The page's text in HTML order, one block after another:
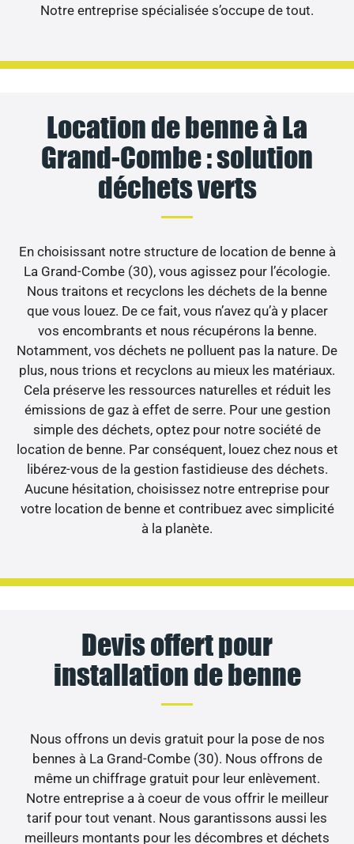
Notre entreprise spécialisée s’occupe de tout.
Location de benne à La
Grand-Combe : solution
déchets verts
En choisissant notre structure de location de benne à
La Grand-Combe (30), vous agissez pour l’écologie.
Nous traitons et recyclons les déchets de la benne
que vous louez. De ce fait, vous n’avez qu’à y placer
vos encombrants et nous récupérons la benne.
Notamment, vos déchets ne polluent pas la nature. De
plus, nous trions et recyclons au mieux les matériaux.
Cela préserve les ressources naturelles et réduit les
émissions de gaz à effet de serre. Pour une gestion
simple des déchets, optez pour notre société de
location de benne. Par conséquent, louez chez nous et
libérez-vous de la gestion fastidieuse des déchets.
Aucune hésitation, choisissez notre entreprise pour
votre location de benne et contribuez avec simplicité
à la planète.
Devis offert pour
installation de benne
Nous offrons un devis gratuit pour la pose de nos
bennes à La Grand-Combe (30). Nous offrons de
même un chiffrage gratuit pour leur enlèvement.
Notre entreprise a à coeur de vous offrir le meilleur
tarif pour tout venant. Nous garantissons aussi les
meilleurs montants pour les décombres et déchets